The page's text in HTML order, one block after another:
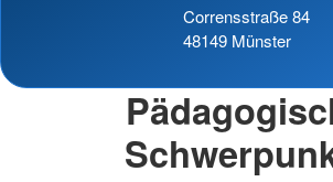
Corrensstraße 84
48149 Münster